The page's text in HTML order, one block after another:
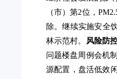
（市）第2位，
除。继续实施安全
林示范村。
风险防
问题楼盘周例会机
源配置，盘活低效